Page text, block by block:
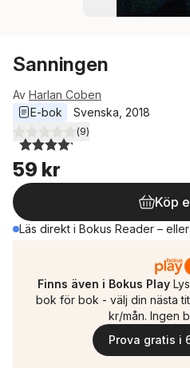
Sanningen
Av Harlan Coben
E-bok
Svenska 2018
4,2utav 5 stjärnor. Totalt antal
(9)
59 kr
Köp
Läs direkt i Bokus Reader –
Finns även i Bokus Play
bok för bok - välj din nästa
kr/mån. Ingen
Prova gratis i